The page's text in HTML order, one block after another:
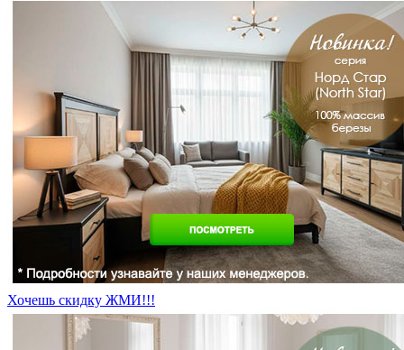
Хочешь скидку ЖМИ!!!